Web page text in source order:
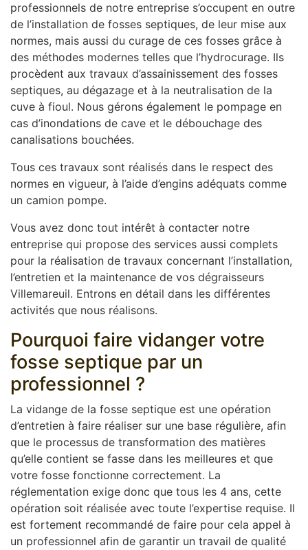
professionnels de notre entreprise s’occupent en outre
de l’installation de fosses septiques, de leur mise aux
normes, mais aussi du curage de ces fosses grâce à
des méthodes modernes telles que l’hydrocurage. Ils
procèdent aux travaux d’assainissement des fosses
septiques, au dégazage et à la neutralisation de la
cuve à fioul. Nous gérons également le pompage en
cas d’inondations de cave et le débouchage des
canalisations bouchées.
Tous ces travaux sont réalisés dans le respect des
normes en vigueur, à l’aide d’engins adéquats comme
un camion pompe.
Vous avez donc tout intérêt à contacter notre
entreprise qui propose des services aussi complets
pour la réalisation de travaux concernant l’installation,
l’entretien et la maintenance de vos dégraisseurs
Villemareuil. Entrons en détail dans les différentes
activités que nous réalisons.
Pourquoi faire vidanger votre
fosse septique par un
professionnel ?
La vidange de la fosse septique est une opération
d’entretien à faire réaliser sur une base régulière, afin
que le processus de transformation des matières
qu’elle contient se fasse dans les meilleures et que
votre fosse fonctionne correctement. La
réglementation exige donc que tous les 4 ans, cette
opération soit réalisée avec toute l’expertise requise. Il
est fortement recommandé de faire pour cela appel à
un professionnel afin de garantir un travail de qualité